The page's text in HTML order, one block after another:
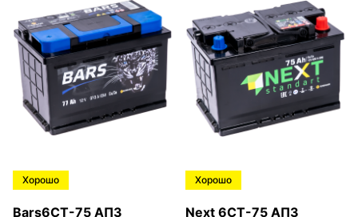
Хорошо
Bars6СТ-75 АПЗ
Хорошо
Next 6СТ-75 АПЗ